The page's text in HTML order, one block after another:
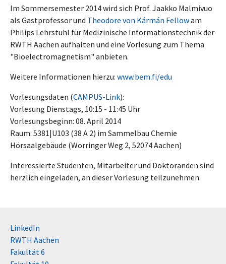
Im Sommersemester 2014 wird sich Prof. Jaakko Malmivuo
als Gastprofessor und Theodore von Kármán Fellowam
Philips Lehrstuhl für Medizinische Informationstechnik der
RWTH Aachen aufhalten und eine Vorlesung zum Thema
"Bioelectromagnetism" anbieten.
Weitere Informationen hierzu: www.bem.fi/edu
Vorlesungsdaten (CAMPUS-Link):
Vorlesung Dienstags, 10:15 - 11:45 Uhr
Vorlesungsbeginn: 08. April 2014
Raum: 5381|U103 (38 A 2) im Sammelbau Chemie
Hörsaalgebäude (Worringer Weg 2, 52074 Aachen)
Interessierte Studenten, Mitarbeiter und Doktoranden sind
herzlich eingeladen, an dieser Vorlesung teilzunehmen.
LinkedIn
RWTH Aachen
Fakultät 6